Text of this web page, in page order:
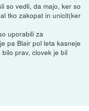
so vedli, da majo, ker so
tko zakopat in unicit(ker
uporabili za
pa Blair pol leta kasneje
prav, clovek je bil